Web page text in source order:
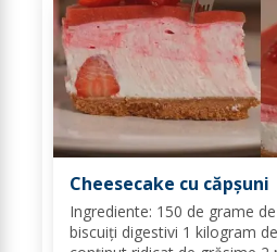
Cheesecake cu căpșuni
Ingrediente: 150 de grame
biscuiți digestivi 1 kilogram